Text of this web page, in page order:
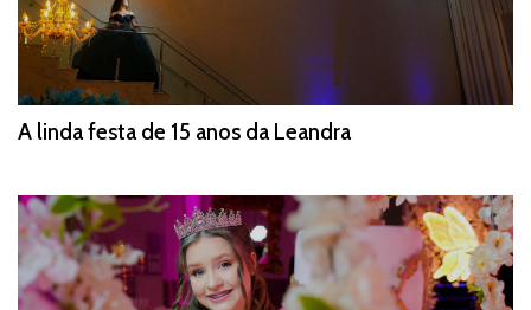
A linda festa de 15 anos da Leandra